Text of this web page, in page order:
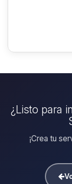
¿Listo para
¡Crea tu